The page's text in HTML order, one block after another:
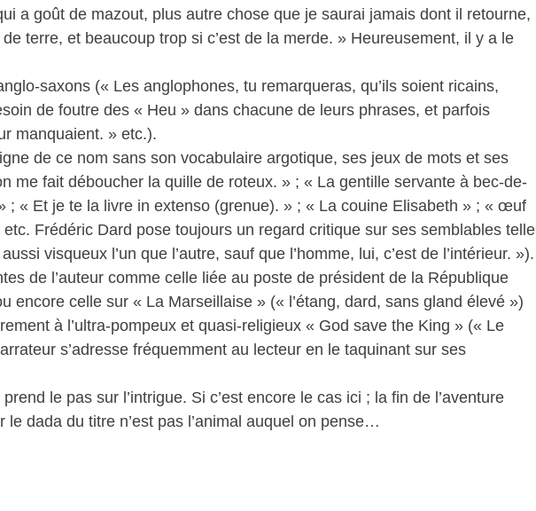
a goût de mazout, plus autre chose que je saurai jamais dont il retourne,
terre, et beaucoup trop si c’est de la merde. » Heureusement, il y a le
saxons (« Les anglophones, tu remarqueras, qu’ils soient ricains,
de foutre des « Heu » dans chacune de leurs phrases, et parfois
manquaient. » etc.).
de ce nom sans son vocabulaire argotique, ses jeux de mots et ses
me fait déboucher la quille de roteux. » ; « La gentille servante à bec-de-
« Et je te la livre in extenso (grenue). » ; « La couine Elisabeth » ; « œuf
Frédéric Dard pose toujours un regard critique sur ses semblables telle
visqueux l’un que l’autre, sauf que l’homme, lui, c’est de l’intérieur. »).
de l’auteur comme celle liée au poste de président de la République
encore celle sur « La Marseillaise » (« l’étang, dard, sans gland élevé »)
à l’ultra-pompeux et quasi-religieux « God save the King » (« Le
s’adresse fréquemment au lecteur en le taquinant sur ses
le pas sur l’intrigue. Si c’est encore le cas ici ; la fin de l’aventure
le dada du titre n’est pas l’animal auquel on pense…